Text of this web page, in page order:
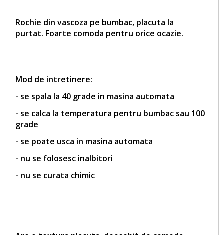
Rochie din vascoza pe bumbac, placuta la
purtat. Foarte comoda pentru orice ocazie.
Mod de intretinere:
- se spala la 40 grade in masina automata
- se calca la temperatura pentru bumbac sau 100
grade
- se poate usca in masina automata
- nu se folosesc inalbitori
- nu se curata chimic